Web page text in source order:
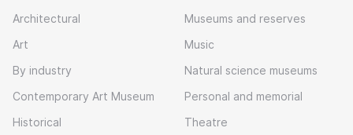
Architectural
Art
By industry
Contemporary Art Museum
Historical
Museums and reserves
Music
Natural science museums
Personal and memorial
Theatre